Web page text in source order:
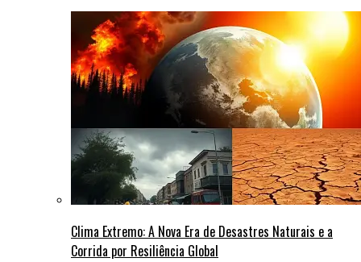
Clima Extremo: A Nova Era de Desastres Naturais e a
Corrida por Resiliência Global